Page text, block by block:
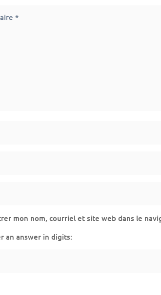
mon nom, courriel et site web dans le
an answer in digits: